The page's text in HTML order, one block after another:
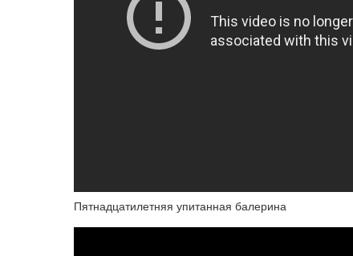
Пятнадцатилетняя упитанная балерина